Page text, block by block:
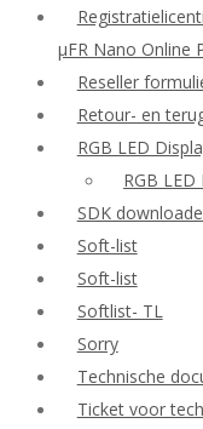
μFR Nano Online
Reseller
Retour- en
RGB LED
RGB
SDK
Soft-list
Soft-list
Softlist- TL
Sorry
Technische
Ticket voor